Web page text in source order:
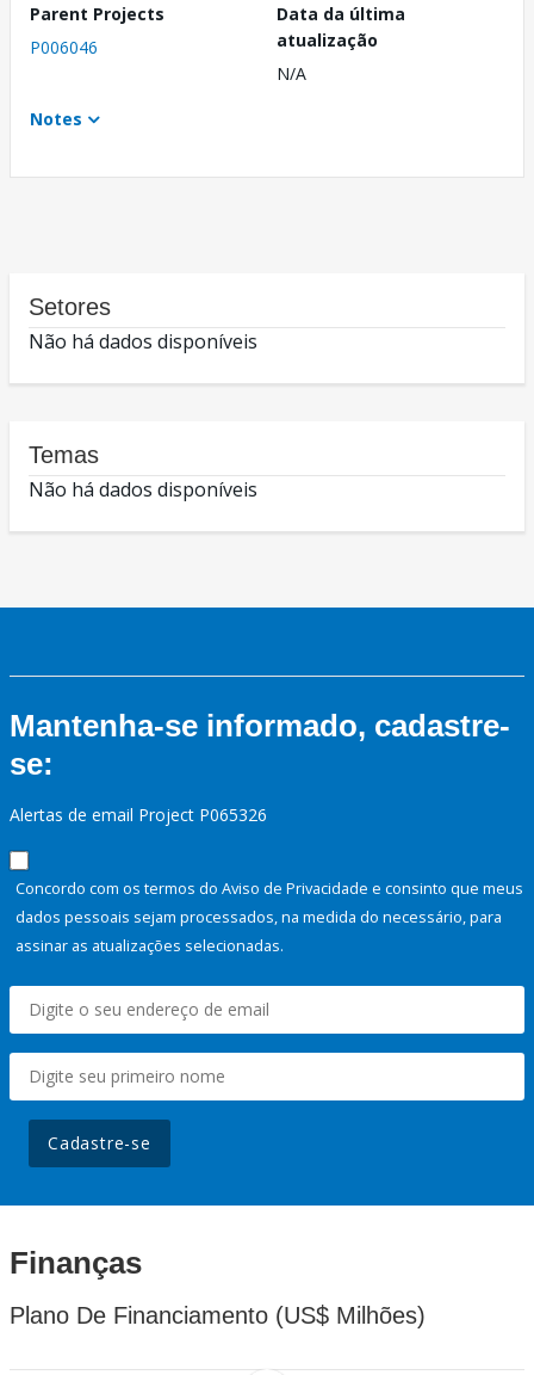
Parent Projects
P006046
Data da última
atualização
N/A
Notes
Setores
Não há dados disponíveis
Temas
Não há dados disponíveis
Mantenha-se informado, cadastre-
se:
Alertas de email Project P065326
Concordo com os termos do Aviso de Privacidade e consinto que meus
dados pessoais sejam processados, na medida do necessário, para
assinar as atualizações selecionadas.
Cadastre-se
Finanças
Plano De Financiamento (US$ Milhões)